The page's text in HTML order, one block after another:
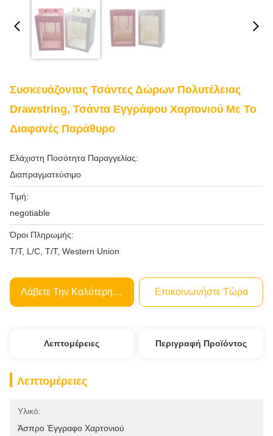
Συσκευάζοντας Τσάντες Δώρων Πολυτέλειας
Drawstring, Τσάντα Εγγράφου Χαρτονιού Με Το
Διαφανές Παράθυρο
Ελάχιστη Ποσότητα Παραγγελίας:
Διαπραγματεύσιμο
Τιμή:
negotiable
Όροι Πληρωμής:
T/T, L/C, T/T, Western Union
Λάβετε Την Καλύτερη Τιμή Επικοινωνήστε Τώρα
Λεπτομέρειες Περιγραφή Προϊόντος
Λεπτομέρειες
Υλικό:
Άσπρο Έγγραφο Χαρτονιού